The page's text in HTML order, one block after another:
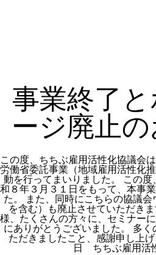
事業終了
ージ廃止
この度、ちちぶ雇用活性化協議会
労働省委託事業（地域雇用活性化
動を行ってまいりました。 この
和８年３月３１日をもって、本事
た。 また、同時にこちらの協議
を含む）も廃止させていただき
様、たくさんの方々に、セミナー
にありがとうございました。 多
ただきましたこと、感謝申し上
日 ちちぶ雇用活